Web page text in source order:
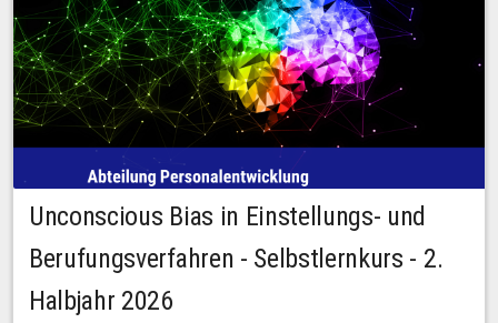
Unconscious Bias in Einstellungs- und
Berufungsverfahren - Selbstlernkurs - 2.
Halbjahr 2026